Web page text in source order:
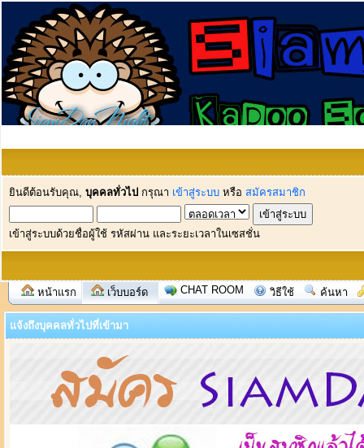
ยินดีต้อนรับคุณ, บุคคลทั่วไป กรุณา เข้าสู่ระบบ หรือ สมัครสมาชิก
เข้าสู่ระบบด้วยชื่อผู้ใช้ รหัสผ่าน และระยะเวลาในเซสชั่น
หน้าแรก เว็บบอร์ด CHAT ROOM วิธีใช้ ค้นหา
แจ้งถึงบุคคลทั่วไปที่เข้ามา